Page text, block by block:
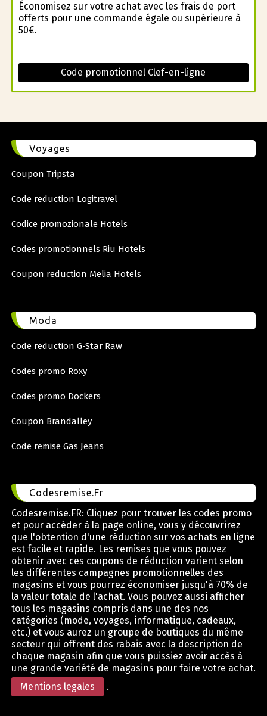
Économisez sur votre achat avec les frais de port
offerts pour une commande égale ou supérieure à
50€.
Code promotionnel Clef-en-ligne
Voyages
Coupon Tripsta
Code reduction Logitravel
Codice promozionale Hotels
Codes promotionnels Riu Hotels
Coupon reduction Melia Hotels
Moda
Code reduction G-Star Raw
Codes promo Roxy
Codes promo Dockers
Coupon Brandalley
Code remise Gas Jeans
Codesremise.Fr
Codesremise.FR: Cliquez pour trouver les codes promo
et pour accéder à la page online, vous y découvrirez
que l'obtention d'une réduction sur vos achats en ligne
est facile et rapide. Les remises que vous pouvez
obtenir avec ces coupons de réduction varient selon
les différentes campagnes promotionnelles des
magasins et vous pourrez économiser jusqu'à 70% de
la valeur totale de l'achat. Vous pouvez aussi afficher
tous les magasins compris dans une des nos
catégories (mode, voyages, informatique, cadeaux,
etc.) et vous aurez un groupe de boutiques du même
secteur qui offrent des rabais avec la description de
chaque magasin afin que vous puissiez avoir accès à
une grande variété de magasins pour faire votre achat.
Mentions legales
.